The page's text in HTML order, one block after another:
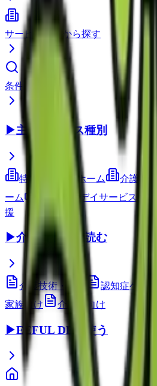
サービス種別から探す
条件で検索
▶主要サービス種別
特別養護老人ホーム 介護老
ーム
通所介護(デイサービス)
援
▶介護コラムを読む
介護技術・ケア 認知症ケア
家族向け
介護職向け
▶EEFUL DBを使う